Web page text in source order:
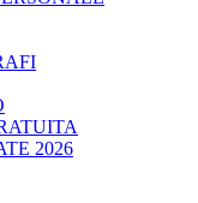
2026